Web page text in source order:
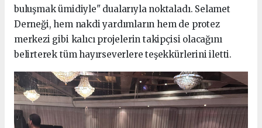
buluşmak ümidiyle" dualarıyla noktaladı. Selamet
Derneği, hem nakdi yardımların hem de protez
merkezi gibi kalıcı projelerin takipçisi olacağını
belirterek tüm hayırseverlere teşekkürlerini iletti.